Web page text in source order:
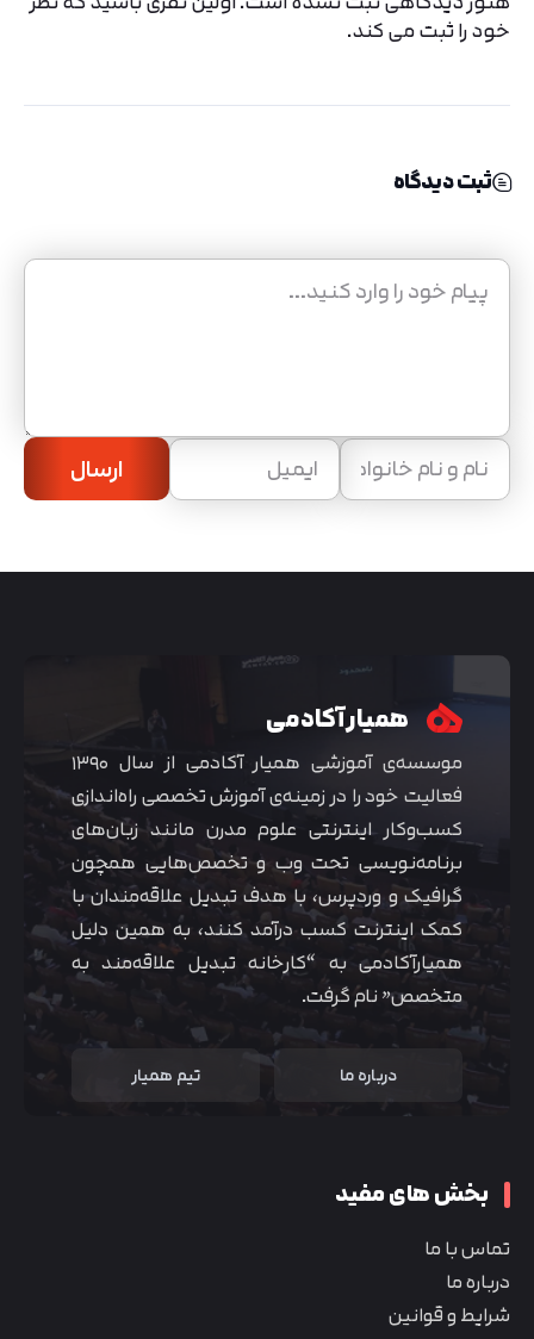
خود را ثبت می کند.
ثبت دیدگاه
ارسال
همیار آکادمی
موسسه‌ی آموزشی همیار آکادمی از سال ۱۳۹۰
فعالیت خود را در زمینه‌ی آموزش تخصصی راه‌اندازی
کسب‌و‌کار اینترنتی علوم مدرن مانند زبان‌های
برنامه‌نویسی تحت وب و تخصص‌هایی همچون
گرافیک و وردپرس، با هدف تبدیل علاقه‌مندان با
کمک اینترنت کسب درآمد کنند، به همین دلیل
همیارآکادمی به “کارخانه تبدیل علاقه‌مند به
متخصص” نام گرفت.
درباره ما تیم همیار
بخش های مفید
تماس با ما
درباره ما
شرایط و قوانین